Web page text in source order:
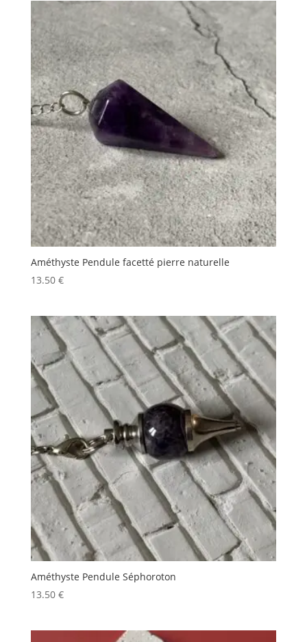
Améthyste Pendule facetté pierre naturelle
13.50 €
Améthyste Pendule Séphoroton
13.50 €